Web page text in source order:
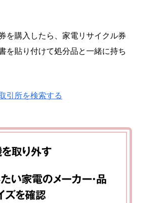
を購入したら、家電リサイクル券
を貼り付けて処分品と一緒に持ち
引所を検索する
取り外す
い家電のメーカー・品
ズを確認